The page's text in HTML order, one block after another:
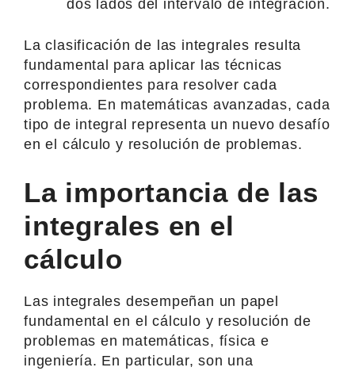
dos lados del intervalo de integración.
La clasificación de las integrales resulta
fundamental para aplicar las técnicas
correspondientes para resolver cada
problema. En matemáticas avanzadas, cada
tipo de integral representa un nuevo desafío
en el cálculo y resolución de problemas.
La importancia de las
integrales en el
cálculo
Las integrales desempeñan un papel
fundamental en el cálculo y resolución de
problemas en matemáticas, física e
ingeniería. En particular, son una